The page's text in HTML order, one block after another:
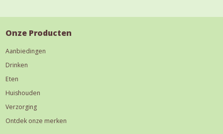
Onze Producten
Aanbiedingen
Drinken
Eten
Huishouden
Verzorging
Ontdek onze merken